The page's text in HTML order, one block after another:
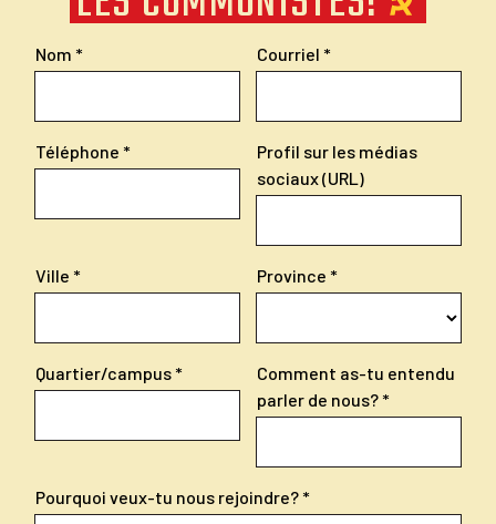
Nom Courriel
Téléphone
Profil sur les médias
sociaux (URL)
Ville Province
Quartier/campus
Comment as-tu entendu
parler de nous?
Pourquoi veux-tu nous rejoindre?